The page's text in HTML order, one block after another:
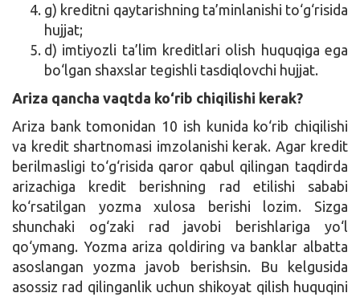
g) kreditni qaytarishning ta’minlanishi to‘g‘risida
hujjat;
d) imtiyozli ta’lim kreditlari olish huquqiga ega
bo‘lgan shaxslar tegishli tasdiqlovchi hujjat.
Ariza qancha vaqtda ko‘rib chiqilishi kerak?
Ariza bank tomonidan 10 ish kunida ko‘rib chiqilishi
va kredit shartnomasi imzolanishi kerak. Agar kredit
berilmasligi to‘g‘risida qaror qabul qilingan taqdirda
arizachiga kredit berishning rad etilishi sababi
ko‘rsatilgan yozma xulosa berishi lozim. Sizga
shunchaki og‘zaki rad javobi berishlariga yo‘l
qo‘ymang. Yozma ariza qoldiring va banklar albatta
asoslangan yozma javob berishsin. Bu kelgusida
asossiz rad qilinganlik uchun shikoyat qilish huquqini